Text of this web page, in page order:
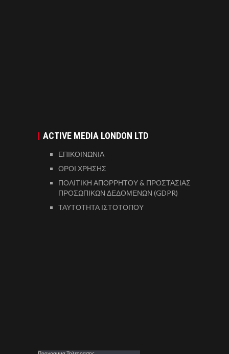
ACTIVE MEDIA LONDON LTD
ΕΠΙΚΟΙΝΩΝΙΑ
ΟΡΟΙ ΧΡΗΣΗΣ
ΠΟΛΙΤΙΚΗ ΑΠΟΡΡΗΤΟΥ & ΠΡΟΣΤΑΣΙΑΣ
ΠΡΟΣΩΠΙΚΩΝ ΔΕΔΟΜΕΝΩΝ (GDPR)
ΤΑΥΤΟΤΗΤΑ ΙΣΤΟΤΟΠΟΥ